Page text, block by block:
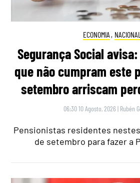
ECONOMIA , NACIONAL
Segurança Social
que não cumpram este
setembro arriscam
06:30 10 Agosto, 2026 | Rubén
Pensionistas residentes
de setembro para fazer a